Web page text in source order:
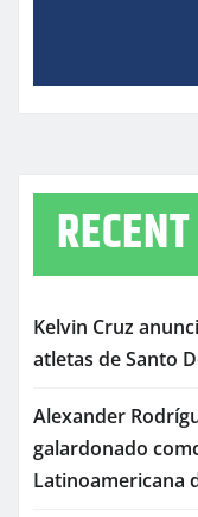
Kelvin Cruz
atletas de Santo
Alexander
galardonado
Latinoamericana